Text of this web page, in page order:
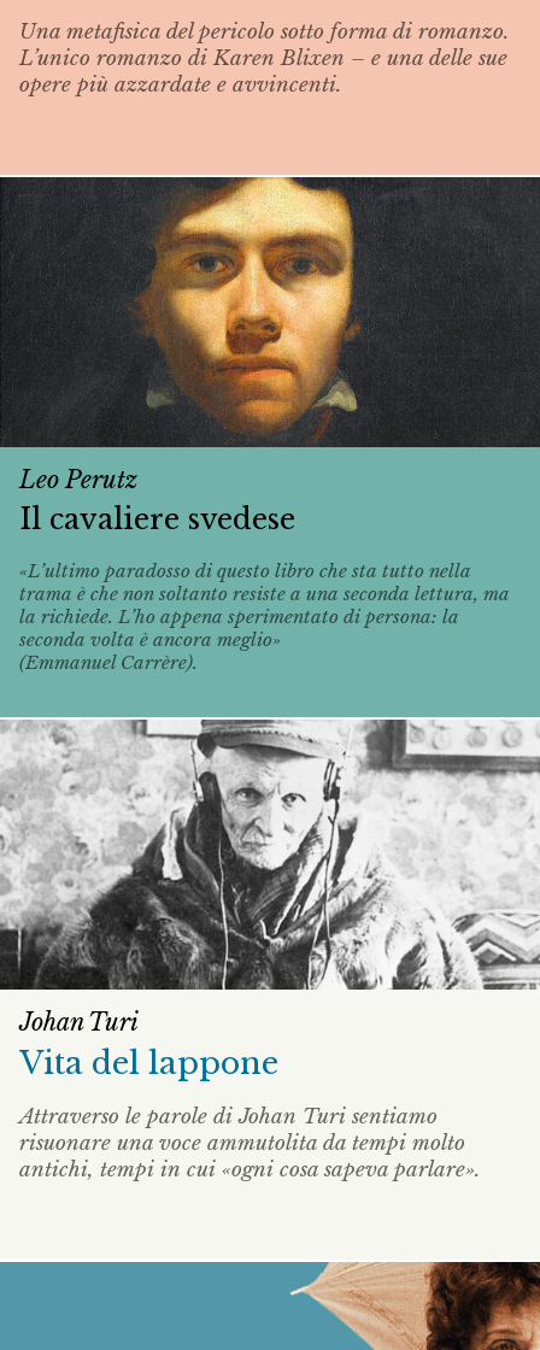
Una metafisica del pericolo sotto forma di romanzo.
L’unico romanzo di Karen Blixen – e una delle sue
opere più azzardate e avvincenti.
Leo Perutz
Il cavaliere svedese
«L’ultimo paradosso di questo libro che sta tutto nella
trama è che non soltanto resiste a una seconda lettura, ma
la richiede. L’ho appena sperimentato di persona: la
seconda volta è ancora meglio»
(Emmanuel Carrère).
Johan Turi
Vita del lappone
Attraverso le parole di Johan Turi sentiamo
risuonare una voce ammutolita da tempi molto
antichi, tempi in cui «ogni cosa sapeva parlare».